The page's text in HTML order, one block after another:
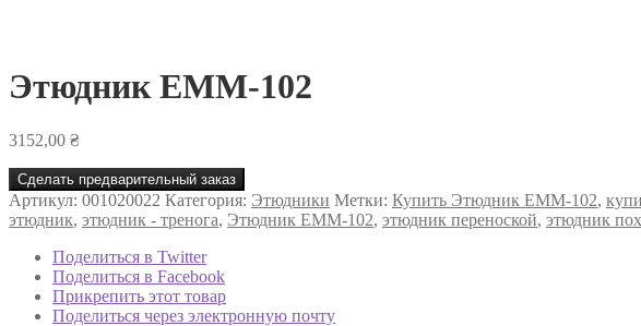
Этюдник ЕММ-102
3152,00 ₴
Сделать предварительный заказ
Артикул: 001020022 Категория: Этюдники Метки: Купить Этюдник ЕММ-102,
этюдник, этюдник - тренога, Этюдник ЕММ-102, этюдник переноской, этюдник
Поделиться в Twitter
Поделиться в Facebook
Прикрепить этот товар
Поделиться через электронную почту